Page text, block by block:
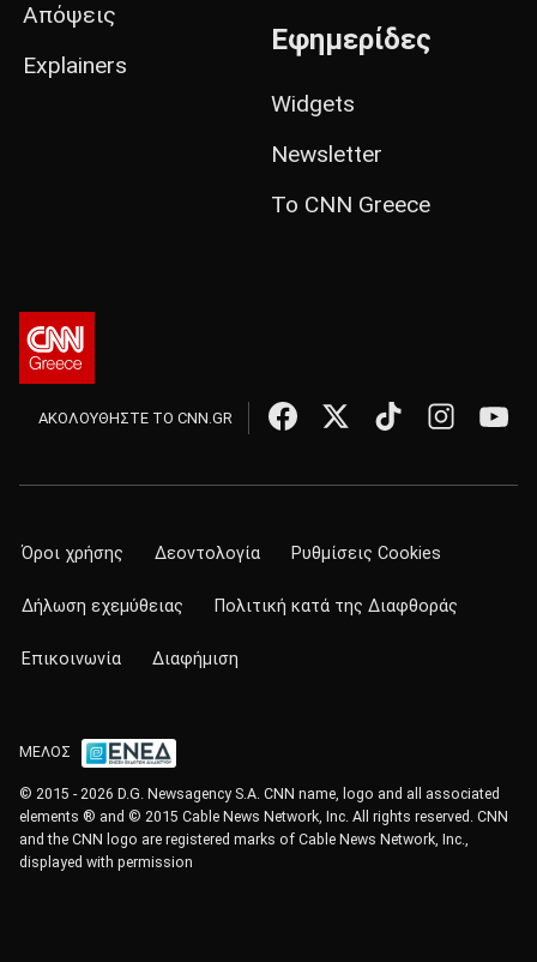
Απόψεις
Explainers
Εφημερίδες
Widgets
Newsletter
Το CNN Greece
ΑΚΟΛΟΥΘΗΣΤΕ ΤΟ CNN.GR
Όροι χρήσης Δεοντολογία Ρυθμίσεις Cookies
Δήλωση εχεμύθειας Πολιτική κατά της Διαφθοράς
Επικοινωνία Διαφήμιση
ΜΕΛΟΣ
© 2015 - 2026 D.G. Newsagency S.A. CNN name, logo and all associated
elements ® and © 2015 Cable News Network, Inc. All rights reserved. CNN
and the CNN logo are registered marks of Cable News Network, Inc.,
displayed with permission